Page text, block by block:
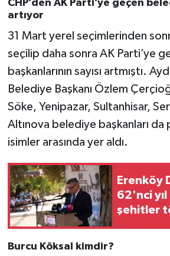
CHP’den AK Parti’ye geçen
artıyor
31 Mart yerel seçimlerinden
seçilip daha sonra AK Parti’ye
başkanlarının sayısı artmıştı.
Belediye Başkanı Özlem
Söke, Yenipazar, Sultanhisar,
Altınova belediye başkanları
isimler arasında yer aldı.
Erenköy
62'nci
şehitler
Burcu Köksal kimdir?